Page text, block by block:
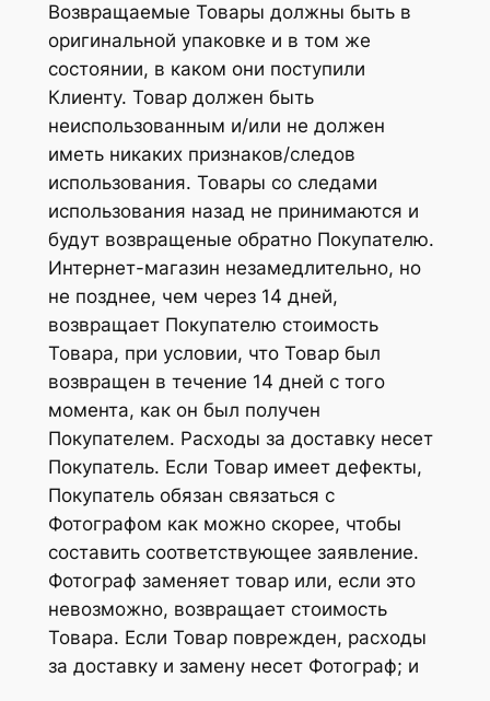
Возвращаемые Товары должны быть в
оригинальной упаковке и в том же
состоянии, в каком они поступили
Клиенту. Товар должен быть
неиспользованным и/или не должен
иметь никаких признаков/следов
использования. Товары со следами
использования назад не принимаются и
будут возвращеные обратно Покупателю.
Интернет-магазин незамедлительно, но
не позднее, чем через 14 дней,
возвращает Покупателю стоимость
Товара, при условии, что Товар был
возвращен в течение 14 дней с того
момента, как он был получен
Покупателем. Расходы за доставку несет
Покупатель. Если Товар имеет дефекты,
Покупатель обязан связаться с
Фотографом как можно скорее, чтобы
составить соответствующее заявление.
Фотограф заменяет товар или, если это
невозможно, возвращает стоимость
Товара. Если Товар поврежден, расходы
за доставку и замену несет Фотограф; и